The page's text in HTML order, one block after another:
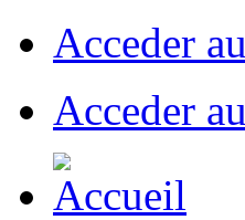
Acceder
Acceder